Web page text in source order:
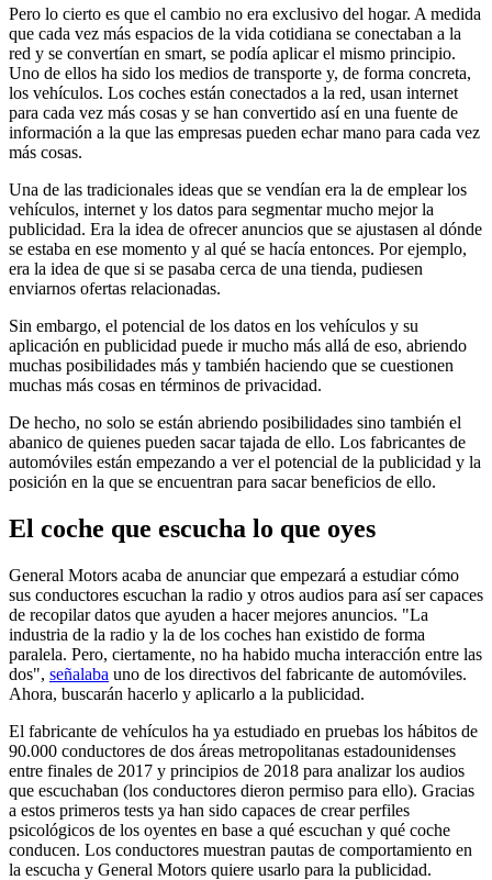
Pero lo cierto es que el cambio no era exclusivo del hogar. A medida
que cada vez más espacios de la vida cotidiana se conectaban a la
red y se convertían en smart, se podía aplicar el mismo principio.
Uno de ellos ha sido los medios de transporte y, de forma concreta,
los vehículos. Los coches están conectados a la red, usan internet
para cada vez más cosas y se han convertido así en una fuente de
información a la que las empresas pueden echar mano para cada vez
más cosas.
Una de las tradicionales ideas que se vendían era la de emplear los
vehículos, internet y los datos para segmentar mucho mejor la
publicidad. Era la idea de ofrecer anuncios que se ajustasen al dónde
se estaba en ese momento y al qué se hacía entonces. Por ejemplo,
era la idea de que si se pasaba cerca de una tienda, pudiesen
enviarnos ofertas relacionadas.
Sin embargo, el potencial de los datos en los vehículos y su
aplicación en publicidad puede ir mucho más allá de eso, abriendo
muchas posibilidades más y también haciendo que se cuestionen
muchas más cosas en términos de privacidad.
De hecho, no solo se están abriendo posibilidades sino también el
abanico de quienes pueden sacar tajada de ello. Los fabricantes de
automóviles están empezando a ver el potencial de la publicidad y la
posición en la que se encuentran para sacar beneficios de ello.
El coche que escucha lo que oyes
General Motors acaba de anunciar que empezará a estudiar cómo
sus conductores escuchan la radio y otros audios para así ser capaces
de recopilar datos que ayuden a hacer mejores anuncios. "La
industria de la radio y la de los coches han existido de forma
paralela. Pero, ciertamente, no ha habido mucha interacción entre las
dos", señalaba uno de los directivos del fabricante de automóviles.
Ahora, buscarán hacerlo y aplicarlo a la publicidad.
El fabricante de vehículos ha ya estudiado en pruebas los hábitos de
90.000 conductores de dos áreas metropolitanas estadounidenses
entre finales de 2017 y principios de 2018 para analizar los audios
que escuchaban (los conductores dieron permiso para ello). Gracias
a estos primeros tests ya han sido capaces de crear perfiles
psicológicos de los oyentes en base a qué escuchan y qué coche
conducen. Los conductores muestran pautas de comportamiento en
la escucha y General Motors quiere usarlo para la publicidad.